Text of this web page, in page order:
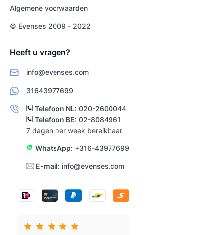
Algemene voorwaarden
© Evenses 2009 - 2022
Heeft u vragen?
info@evenses.com
31643977699
Telefoon NL: 020-2600044
Telefoon BE: 02-8084961
7 dagen per week bereikbaar
WhatsApp: +316-43977699
E-mail: info@evenses.com